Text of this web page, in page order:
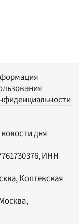
дня
ИНН
Коптевская
,